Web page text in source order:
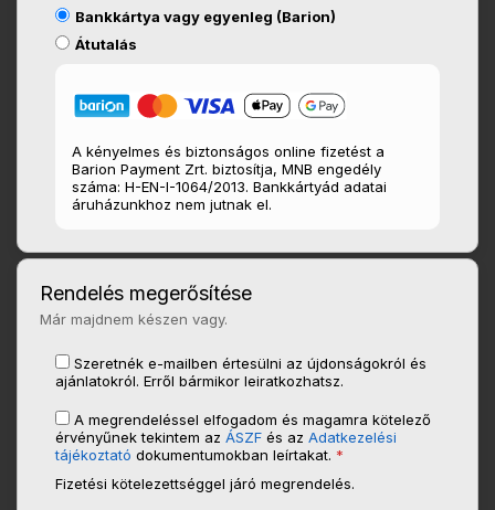
Bankkártya vagy egyenleg (Barion)
Átutalás
A kényelmes és biztonságos online fizetést a
Barion Payment Zrt. biztosítja, MNB engedély
száma: H-EN-I-1064/2013. Bankkártyád adatai
áruházunkhoz nem jutnak el.
Rendelés megerősítése
Már majdnem készen vagy.
Szeretnék e-mailben értesülni az újdonságokról és
ajánlatokról. Erről bármikor leiratkozhatsz.
A megrendeléssel elfogadom és magamra kötelező
érvényűnek tekintem azÁSZF és azAdatkezelési
tájékoztató dokumentumokban leírtakat. *
Fizetési kötelezettséggel járó megrendelés.